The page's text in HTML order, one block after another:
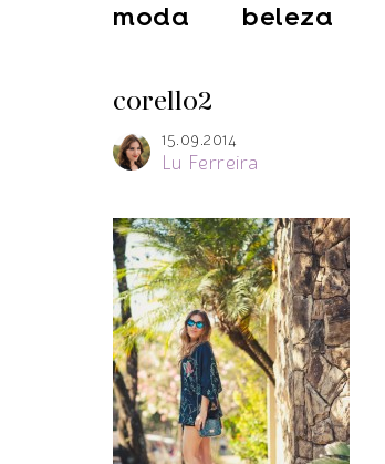
moda beleza
corello2
15.09.2014
Lu Ferreira